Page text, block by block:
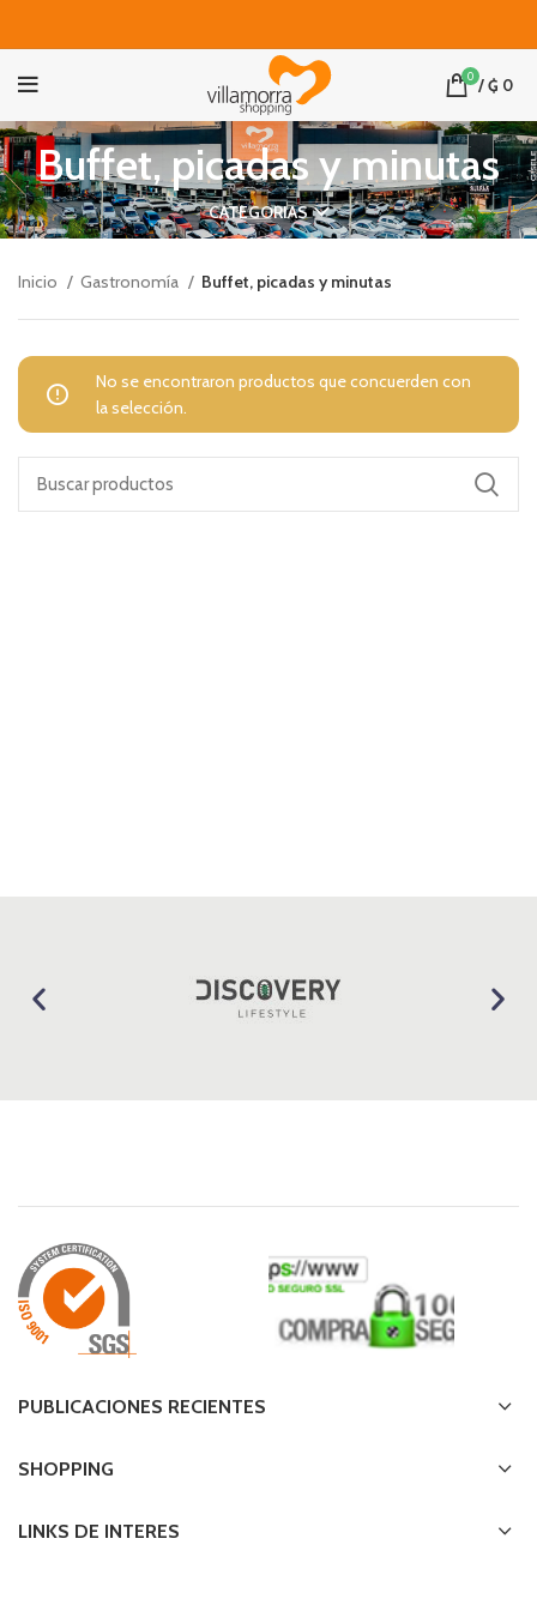
0 /₲ 0
Buffet, picadas y minutas
CATEGORIAS
Inicio Gastronomía Buffet, picadas y minutas
No se encontraron productos que concuerden con
la selección.
PUBLICACIONES RECIENTES
SHOPPING
LINKS DE INTERES